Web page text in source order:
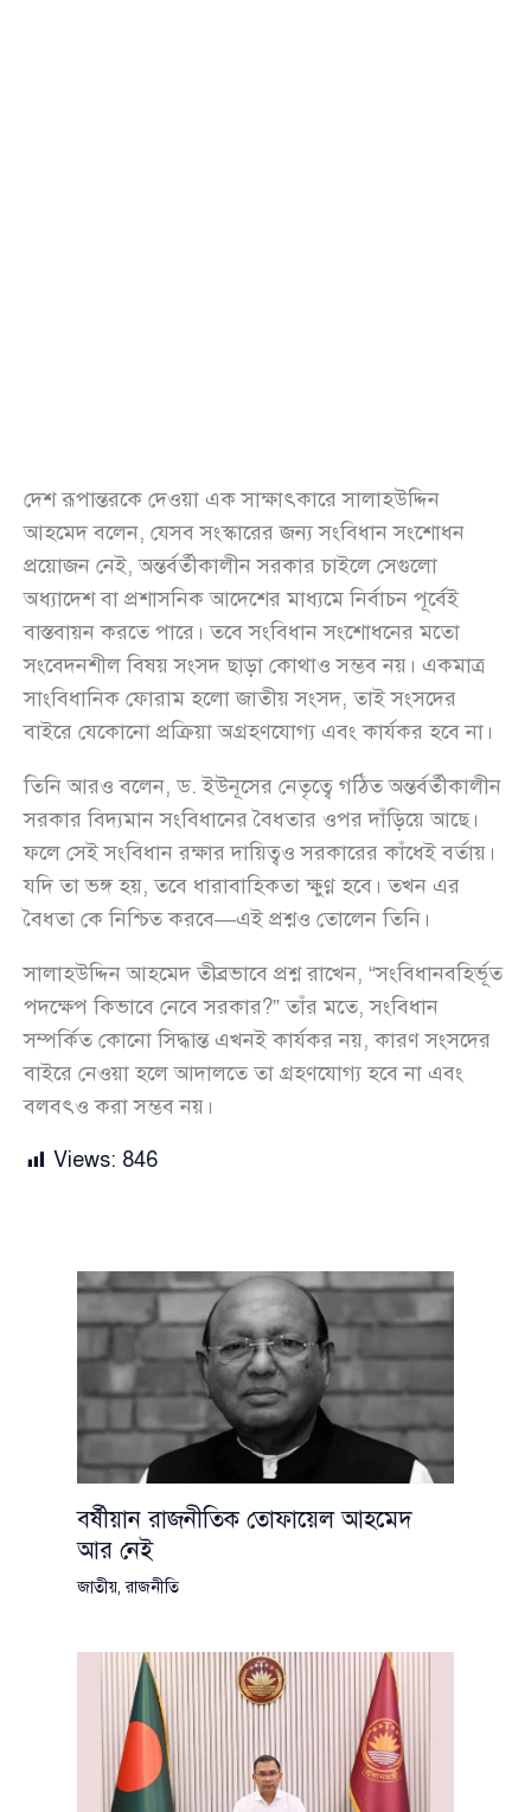
দেশ রূপান্তরকে দেওয়া এক সাক্ষাৎকারে সালাহউদ্দিন
আহমেদ বলেন, যেসব সংস্কারের জন্য সংবিধান সংশোধন
প্রয়োজন নেই, অন্তর্বর্তীকালীন সরকার চাইলে সেগুলো
অধ্যাদেশ বা প্রশাসনিক আদেশের মাধ্যমে নির্বাচন পূর্বেই
বাস্তবায়ন করতে পারে। তবে সংবিধান সংশোধনের মতো
সংবেদনশীল বিষয় সংসদ ছাড়া কোথাও সম্ভব নয়। একমাত্র
সাংবিধানিক ফোরাম হলো জাতীয় সংসদ, তাই সংসদের
বাইরে যেকোনো প্রক্রিয়া অগ্রহণযোগ্য এবং কার্যকর হবে না।
তিনি আরও বলেন, ড. ইউনূসের নেতৃত্বে গঠিত অন্তর্বর্তীকালীন
সরকার বিদ্যমান সংবিধানের বৈধতার ওপর দাঁড়িয়ে আছে।
ফলে সেই সংবিধান রক্ষার দায়িত্বও সরকারের কাঁধেই বর্তায়।
যদি তা ভঙ্গ হয়, তবে ধারাবাহিকতা ক্ষুণ্ণ হবে। তখন এর
বৈধতা কে নিশ্চিত করবে—এই প্রশ্নও তোলেন তিনি।
সালাহউদ্দিন আহমেদ তীব্রভাবে প্রশ্ন রাখেন, “সংবিধানবহির্ভূত
পদক্ষেপ কিভাবে নেবে সরকার?” তাঁর মতে, সংবিধান
সম্পর্কিত কোনো সিদ্ধান্ত এখনই কার্যকর নয়, কারণ সংসদের
বাইরে নেওয়া হলে আদালতে তা গ্রহণযোগ্য হবে না এবং
বলবৎও করা সম্ভব নয়।
Views: 846
বর্ষীয়ান রাজনীতিক তোফায়েল আহমেদ
আর নেই
জাতীয়,রাজনীতি